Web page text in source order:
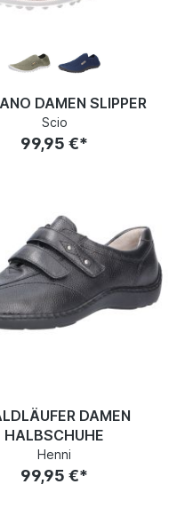
DAMEN SLIPPER
Scio
99,95 €*
DAMEN
HALBSCHUHE
Henni
99,95 €*